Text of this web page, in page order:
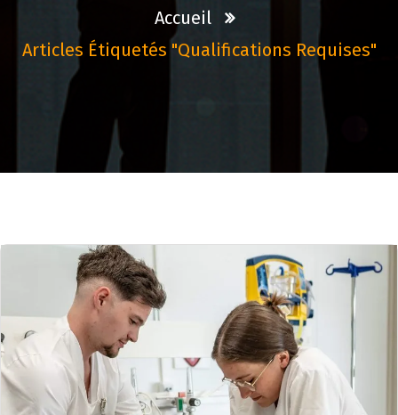
Accueil
Articles Étiquetés "qualifications Requises"